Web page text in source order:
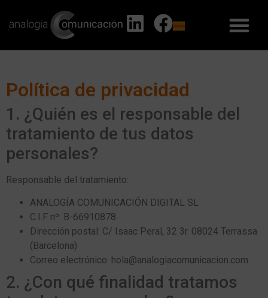
Política de privacidad
1. ¿Quién es el responsable del
tratamiento de tus datos
personales?
Responsable del tratamiento:
ANALOGÍA COMUNICACIÓN DIGITAL SL
C.I.F nº: B-66910878
Dirección postal: C/ Isaac Peral, 32 3r. 08024 Terrassa
(Barcelona)
Correo electrónico: hola@analogiacomunicacion.com
2. ¿Con qué finalidad tratamos